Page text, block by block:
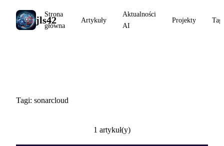
jls42
Strona
główna
Artykuły
Aktualności
AI
Projekty Tagi
Tagi: sonarcloud
1 artykuł(y)